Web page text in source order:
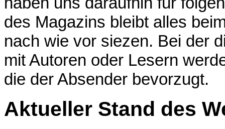
des Magazins bleibt alles
nach wie vor siezen. Bei der
mit Autoren oder Lesern
die der Absender bevorzugt.
Aktueller Stand des